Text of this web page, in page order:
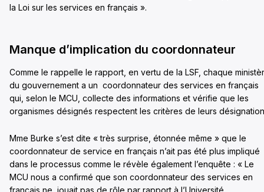
la Loi sur les services en français ».
Manque d’implication du coordonnateur
Comme le rappelle le rapport, en vertu de la LSF, chaque
du gouvernement a un coordonnateur des services en français
qui, selon le MCU, collecte des informations et vérifie que les
organismes désignés respectent les critères de leurs
Mme Burke s’est dite « très surprise, étonnée même » que le
coordonnateur de service en français n’ait pas été plus impliqué
dans le processus comme le révèle également l’enquête : « Le
MCU nous a confirmé que son coordonnateur des services en
français ne jouait pas de rôle par rapport à l’Université